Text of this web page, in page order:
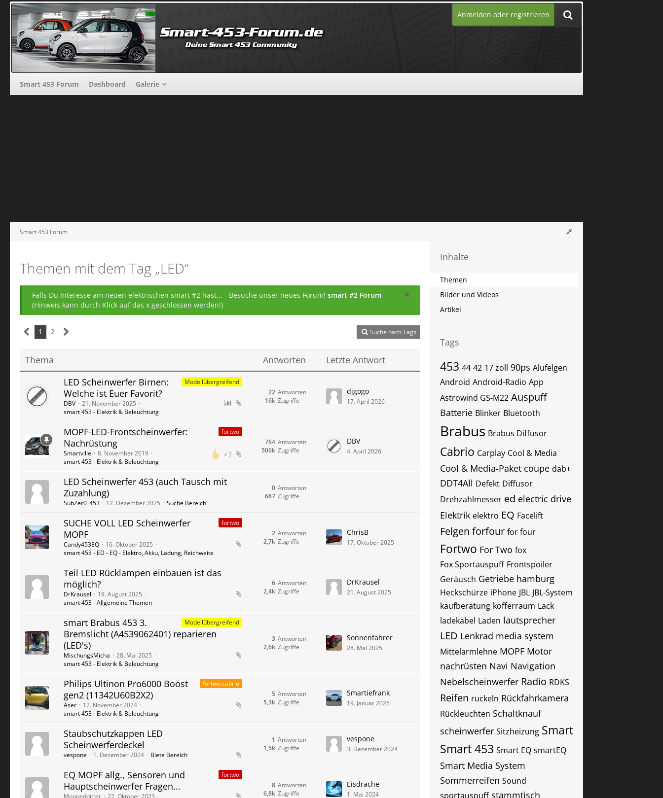
Anmelden oder registrieren
Smart 453 Forum Dashboard Galerie
Smart 453 Forum
Themen mit dem Tag „LED“
Falls Du Interesse am neuen elektrischen smart #2 hast... - Besuche unser neues Forum! smart #2 Forum
(Hinweis kann durch Klick auf das x geschlossen werden!)
1 2 Suche nach Tags
Thema Antworten Letzte Antwort
Modellübergreifend
LED Scheinwerfer Birnen:
Welche ist Euer Favorit?
DBV
21. November 2025
smart 453 - Elektrik & Beleuchtung
Antworten
22
Zugriffe
16k
djgogo
17. April 2026
fortwo
MOPF-LED-Frontscheinwerfer:
Nachrüstung
7
Smartville
8. November 2019
smart 453 - Elektrik & Beleuchtung
Antworten
764
Zugriffe
506k
DBV
4. April 2026
LED Scheinwerfer 453 (auch Tausch mit
Zuzahlung)
SubZer0_453 12. Dezember 2025 Suche Bereich
Antworten
0
Zugriffe
687
fortwo
SUCHE VOLL LED Scheinwerfer
MOPF
Candy453EQ
16. Oktober 2025
smart 453 - ED - EQ - Elektro, Akku, Ladung, Reichweite
Antworten
2
Zugriffe
2,7k
ChrisB
17. Oktober 2025
Teil LED Rücklampen einbauen ist das
möglich?
DrKrausel
19. August 2025
smart 453 - Allgemeine Themen
Antworten
6
Zugriffe
2,4k
DrKrausel
21. August 2025
Modellübergreifend
smart Brabus 453 3.
Bremslicht (A4539062401) reparieren
(LED's)
MischungsMicha
28. Mai 2025
smart 453 - Elektrik & Beleuchtung
Antworten
3
Zugriffe
2,6k
Sonnenfahrer
28. Mai 2025
fortwo cabrio
Philips Ultinon Pro6000 Boost
gen2 (11342U60B2X2)
Aser
12. November 2024
smart 453 - Elektrik & Beleuchtung
Antworten
5
Zugriffe
5,3k
Smartiefrank
19. Januar 2025
Staubschutzkappen LED
Scheinwerferdeckel
vespone 1. Dezember 2024 Biete Bereich
Antworten
1
Zugriffe
1,5k
vespone
3. Dezember 2024
fortwo
EQ MOPF allg., Sensoren und
Hauptscheinwerfer Fragen...
Moppedpitter
22. Oktober 2023
Antworten
8
Zugriffe
6,8k
Eisdrache
1. Mai 2024
Inhalte
Themen
Bilder und Videos
Artikel
Tags
453 44 42 17 zoll 90ps Alufelgen
Android Android-Radio App
Astrowind GS-M22 Auspuff
Batterie Blinker Bluetooth
Brabus Brabus Diffusor
Cabrio Carplay Cool & Media
Cool & Media-Paket coupe dab+
DDT4All Defekt Diffusor
Drehzahlmesser ed electric drive
Elektrik elektro EQ Facelift
Felgen forfour for four
Fortwo For Two fox
Fox Sportauspuff Frontspoiler
Geräusch Getriebe hamburg
Heckschürze iPhone JBL JBL-System
kaufberatung kofferraum Lack
ladekabel Laden lautsprecher
LED Lenkrad media system
Mittelarmlehne MOPF Motor
nachrüsten Navi Navigation
Nebelscheinwerfer Radio RDKS
Reifen ruckeln Rückfahrkamera
Rückleuchten Schaltknauf
scheinwerfer Sitzheizung Smart
Smart 453 Smart EQ smartEQ
Smart Media System
Sommerreifen Sound
sportauspuff stammtisch